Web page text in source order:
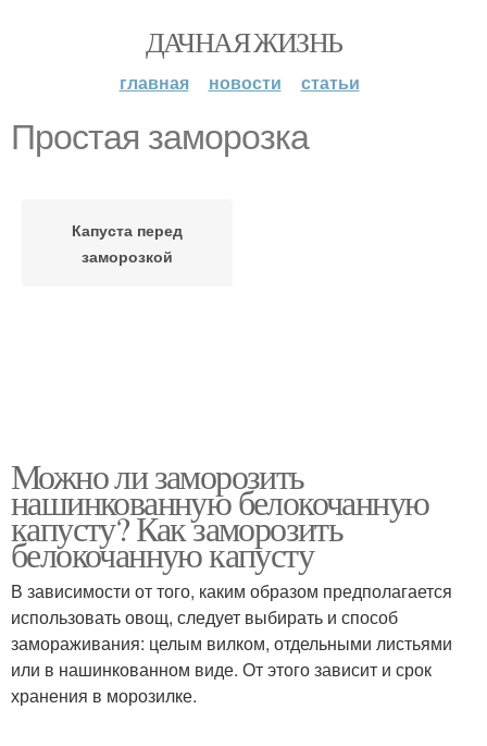
ДАЧНАЯ ЖИЗНЬ
главная новости статьи
Простая заморозка
Капуста перед
заморозкой
Можно ли заморозить
нашинкованную белокочанную
капусту? Как заморозить
белокочанную капусту
В зависимости от того, каким образом предполагается
использовать овощ, следует выбирать и способ
замораживания: целым вилком, отдельными листьями
или в нашинкованном виде. От этого зависит и срок
хранения в морозилке.